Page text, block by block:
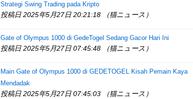
Strategi Swing Trading pada Kripto
投稿日 2025年5月27日 20:21:18 （猫ニュース）
Gate of Olympus 1000 di GedeTogel Sedang Gacor Hari Ini
投稿日 2025年5月27日 07:45:48 （猫ニュース）
Main Gate of Olympus 1000 di GEDETOGEL Kisah Pemain Kaya
Mendadak
投稿日 2025年5月27日 07:45:03 （猫ニュース）